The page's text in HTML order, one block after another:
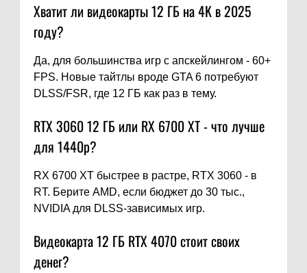
Хватит ли видеокарты 12 ГБ на 4K в 2025
году?
Да, для большинства игр с апскейлингом - 60+
FPS. Новые тайтлы вроде GTA 6 потребуют
DLSS/FSR, где 12 ГБ как раз в тему.
RTX 3060 12 ГБ или RX 6700 XT - что лучше
для 1440p?
RX 6700 XT быстрее в растрe, RTX 3060 - в
RT. Берите AMD, если бюджет до 30 тыс.,
NVIDIA для DLSS-зависимых игр.
Видеокарта 12 ГБ RTX 4070 стоит своих
денег?